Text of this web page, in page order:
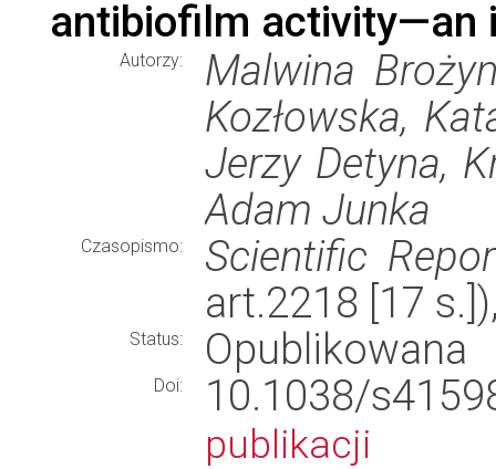
antibiofilm activity—an
Autorzy:
Malwina
Kozłowska,
Jerzy Detyna,
Adam Junka
Czasopismo:
Scientific
art.2218 [17
Status: Opublikowana
Doi: 10.1038/
publikacji